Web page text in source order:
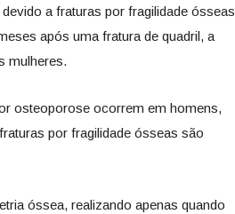
a fraturas por fragilidade ósseas
após uma fratura de quadril, a
mulheres.
osteoporose ocorrem em homens,
por fragilidade ósseas são
óssea, realizando apenas quando